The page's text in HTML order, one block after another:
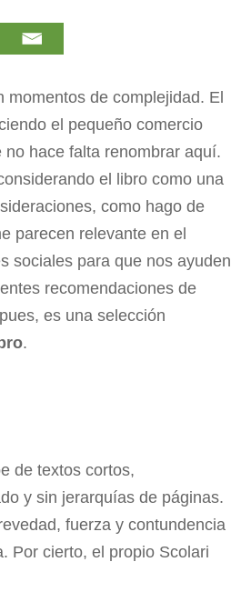
de complejidad. El
el pequeño comercio
hace falta renombrar aquí.
el libro como una
como hago de
parecen relevante en el
sociales para que nos ayuden
recomendaciones de
es una selección
.
de textos cortos,
y sin jerarquías de páginas.
fuerza y contundencia
Por cierto, el propio Scolari